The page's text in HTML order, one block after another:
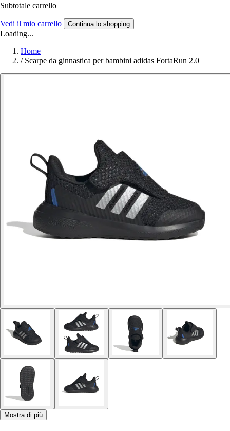
Subtotale carrello
Vedi il mio carrello Continua lo shopping
Loading...
Home
/ Scarpe da ginnastica per bambini adidas FortaRun 2.0
Mostra di più